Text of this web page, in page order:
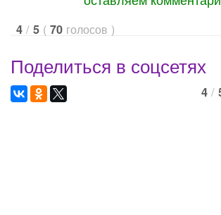
4 / 5 ( 70 голосов )
Поделиться в соцсетях
4 /